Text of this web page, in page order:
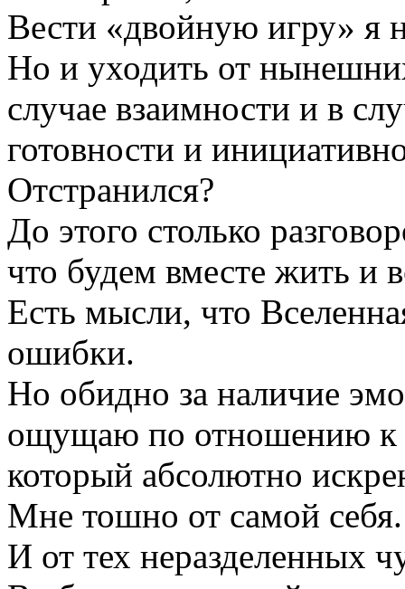
Вести «двойную игру» я
Но и уходить от
случае взаимности и в
готовности и
Отстранился?
До этого столько
что будем вместе жить и
Есть мысли, что
ошибки.
Но обидно за наличие
ощущаю по отношению к
который абсолютно
Мне тошно от самой себя.
И от тех неразделенных